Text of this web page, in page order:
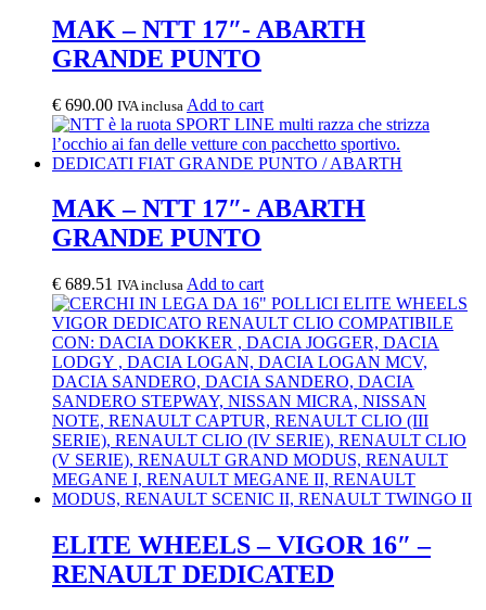
MAK – NTT 17″- ABARTH
GRANDE PUNTO
€ 690.00 IVA inclusa Add to cart
MAK – NTT 17″- ABARTH
GRANDE PUNTO
€ 689.51 IVA inclusa Add to cart
ELITE WHEELS – VIGOR 16″ –
RENAULT DEDICATED